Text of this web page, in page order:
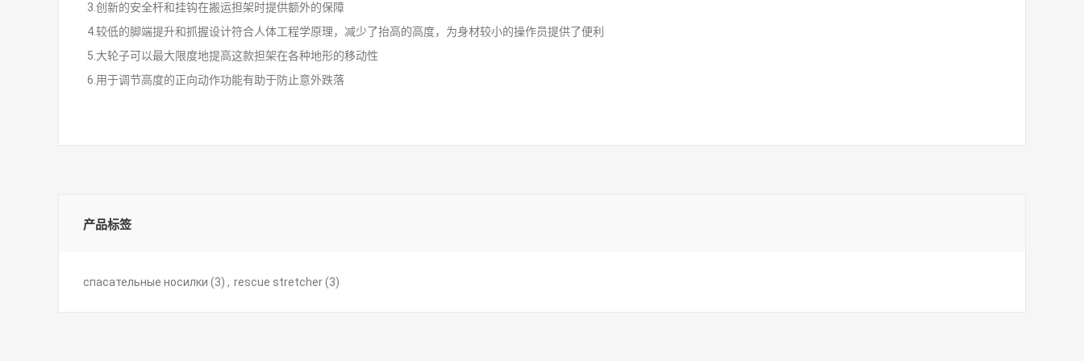
3.创新的安全杆和挂钩在搬运担架时提供额外的保障
4.较低的脚端提升和抓握设计符合人体工程学原理，减少了抬高的高度，为身材较小的操作员提供了便利
5.大轮子可以最大限度地提高这款担架在各种地形的移动性
6.用于调节高度的正向动作功能有助于防止意外跌落
产品标签
спасательные носилки (3) , rescue stretcher(3)